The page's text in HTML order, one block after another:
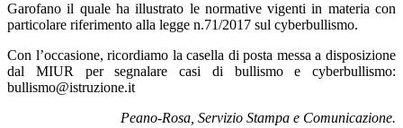
Garofano il quale ha illustrato le normative vigenti in materia con
particolare riferimento alla legge n.71/2017 sul cyberbullismo.
Con l’occasione, ricordiamo la casella di posta messa a disposizione
dal MIUR per segnalare casi di bullismo e cyberbullismo:
bullismo@istruzione.it
Peano-Rosa, Servizio Stampa e Comunicazione.